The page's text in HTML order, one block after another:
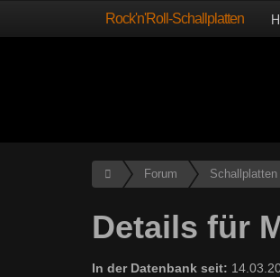
Rock'n'Roll-Schallplatten
Forum Schallplatten
Details für
In der Datenbank seit: